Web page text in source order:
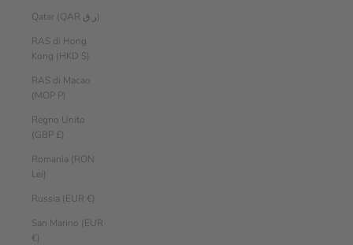
Qatar (QAR ر.ق)
RAS di Hong
Kong (HKD $)
RAS di Macao
(MOP P)
Regno Unito
(GBP £)
Romania (RON
Lei)
Russia (EUR €)
San Marino (EUR
€)